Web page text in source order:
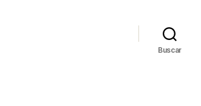
Buscar